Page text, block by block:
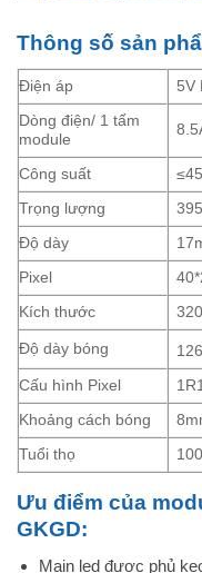
Thông số sản
Điện áp 5V
Dòng điện/ 1 tấm
module
Công suất
Trọng lượng
Độ dày
Pixel
Kích thước
Độ dày bóng
Cấu hình Pixel
Khoảng cách bóng
Tuổi thọ
Ưu điểm của
GKGD:
Main led được phủ